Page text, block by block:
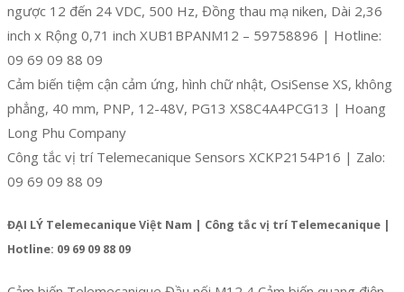
ngược 12 đến 24 VDC, 500 Hz, Đồng thau mạ niken, Dài 2,36
inch x Rộng 0,71 inch XUB1BPANM12 – 59758896 | Hotline:
09 69 09 88 09
Cảm biến tiệm cận cảm ứng, hình chữ nhật, OsiSense XS, không
phẳng, 40 mm, PNP, 12-48V, PG13 XS8C4A4PCG13 | Hoang
Long Phu Company
Công tắc vị trí Telemecanique Sensors XCKP2154P16 | Zalo:
09 69 09 88 09
ĐẠI LÝ Telemecanique Việt Nam | Công tắc vị trí Telemecanique |
Hotline: 09 69 09 88 09